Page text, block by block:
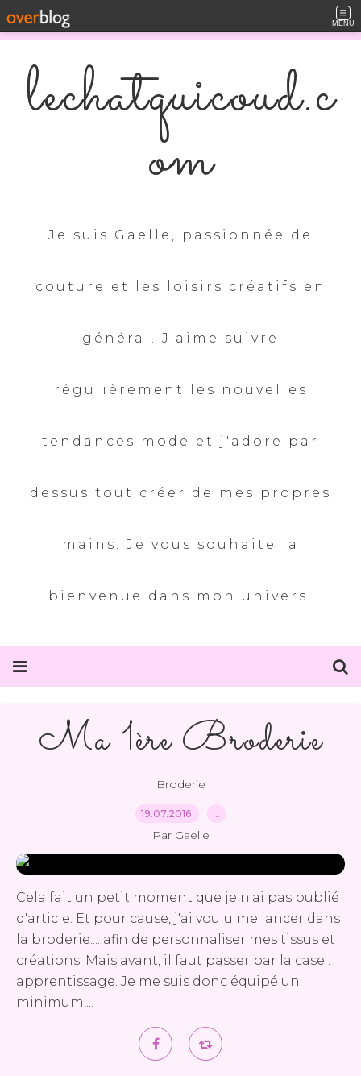
MENU
lechatquicoud.c
om
Je suis Gaelle, passionnée de
couture et les loisirs créatifs en
général. J'aime suivre
régulièrement les nouvelles
tendances mode et j'adore par
dessus tout créer de mes propres
mains. Je vous souhaite la
bienvenue dans mon univers.
Ma 1ère Broderie
Broderie
19.07.2016 …
Par Gaelle
Cela fait un petit moment que je n'ai pas publié
d'article. Et pour cause, j'ai voulu me lancer dans
la broderie.... afin de personnaliser mes tissus et
créations. Mais avant, il faut passer par la case :
apprentissage. Je me suis donc équipé un
minimum,...